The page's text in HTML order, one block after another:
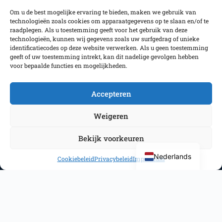
Om u de best mogelijke ervaring te bieden, maken we gebruik van
technologieën zoals cookies om apparaatgegevens op te slaan en/of te
raadplegen. Als u toestemming geeft voor het gebruik van deze
technologieën, kunnen wij gegevens zoals uw surfgedrag of unieke
identificatiecodes op deze website verwerken. Als u geen toestemming
geeft of uw toestemming intrekt, kan dit nadelige gevolgen hebben
voor bepaalde functies en mogelijkheden.
Accepteren
Weigeren
Bekijk voorkeuren
CookiebeleidPrivacybeleidImpressum
part of this foundation.
Volg ons
Nederlands